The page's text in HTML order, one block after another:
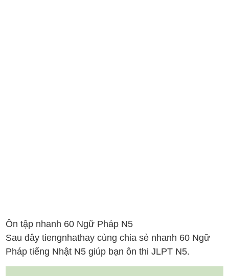
Ôn tập nhanh 60 Ngữ Pháp N5
Sau đây tiengnhathay cùng chia sẻ nhanh 60 Ngữ
Pháp tiếng Nhật N5 giúp bạn ôn thi JLPT N5.